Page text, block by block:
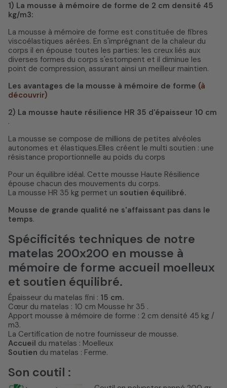
1) La mousse à mémoire de forme de 2 cm densité 45
kg/m3:
La mousse à mémoire de forme est constituée de fibres
viscoélastiques aérées. En s'imprégnant de la chaleur du
corps il en épouse toutes les parties: les creux liés aux
diverses formes du corps s'estompent et il diminue les
point de compression, assurant ainsi un meilleur maintien.
Les avantages de la mousse à mémoire de forme (à
découvrir)
2) La mousse haute résilience HR 35 d'épaisseur 10 cm
.
La mousse se compose de millions de petites alvéoles
autonomes et élastiques.Elles créent le multi soutien : une
résistance proportionnelle au poids du corps
Pour un équilibre idéal. Cette mousse Haute Résilience
épouse chacun des mouvements du corps.
La mousse HR 35 kg permet un soutien équilibré.
Mousse de grande qualité ne s'affaissant pas dans le
temps.
Spécificités techniques de notre
matelas 200x200 en mousse à
mémoire de forme accueil moelleux
et soutien équilibré.
Épaisseur du matelas fini : 15 cm.
Cœur du matelas : 10 cm Mousse hr 35 .
Apport mousse à mémoire de forme : 2 cm densité 45 kg /
m3.
La Certification de notre fournisseur de mousse.
Accueil du matelas : Moelleux
Soutien du matelas : Ferme.
Son coutil :